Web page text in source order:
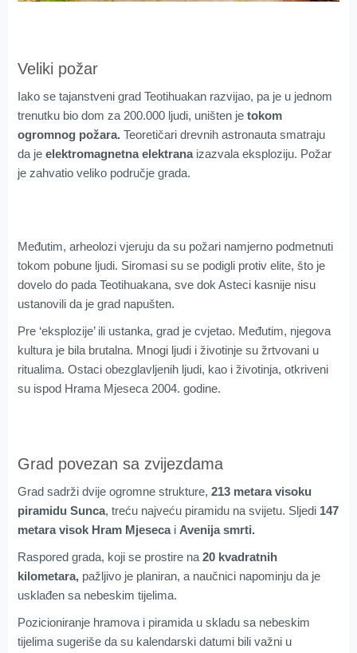
Veliki požar
Iako se tajanstveni grad Teotihuakan razvijao, pa je u jednom
trenutku bio dom za 200.000 ljudi, uništen je tokom
ogromnog požara.Teoretičari drevnih astronauta smatraju
da je elektromagnetna elektranaizazvala eksploziju. Požar
je zahvatio veliko područje grada.
Međutim, arheolozi vjeruju da su požari namjerno podmetnuti
tokom pobune ljudi. Siromasi su se podigli protiv elite, što je
dovelo do pada Teotihuakana, sve dok Asteci kasnije nisu
ustanovili da je grad napušten.
Pre ‘eksplozije’ ili ustanka, grad je cvjetao. Međutim, njegova
kultura je bila brutalna. Mnogi ljudi i životinje su žrtvovani u
ritualima. Ostaci obezglavljenih ljudi, kao i životinja, otkriveni
su ispod Hrama Mjeseca 2004. godine.
Grad povezan sa zvijezdama
Grad sadrži dvije ogromne strukture, 213 metara visoku
piramidu Sunca, treću najveću piramidu na svijetu. Sljedi 147
metara visok Hram Mjesecai Avenija smrti.
Raspored grada, koji se prostire na20 kvadratnih
kilometara,pažljivo je planiran, a naučnici napominju da je
usklađen sa nebeskim tijelima.
Pozicioniranje hramova i piramida u skladu sa nebeskim
tijelima sugeriše da su kalendarski datumi bili važni u